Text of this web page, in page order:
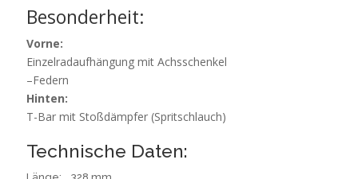
Besonderheit:
Vorne:
Einzelradaufhängung mit Achsschenkel
–Federn
Hinten:
T-Bar mit Stoßdämpfer (Spritschlauch)
Technische Daten: